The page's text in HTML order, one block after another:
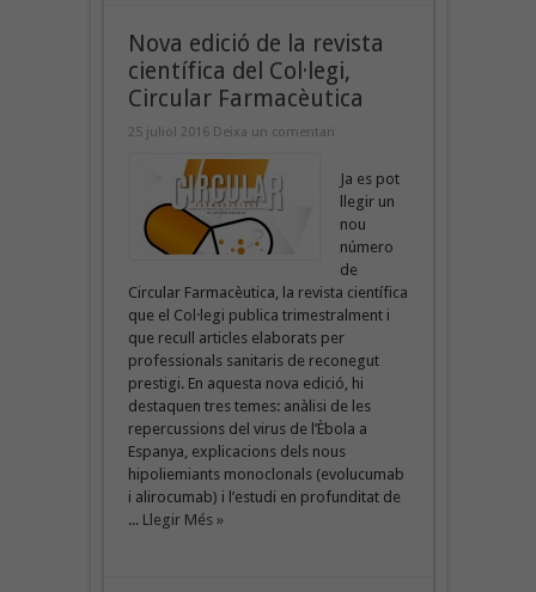
Nova edició de la revista
científica del Col·legi,
Circular Farmacèutica
25 juliol 2016 Deixa un comentari
Ja es pot
llegir un
nou
número
de
Circular Farmacèutica, la revista científica
que el Col·legi publica trimestralment i
que recull articles elaborats per
professionals sanitaris de reconegut
prestigi. En aquesta nova edició, hi
destaquen tres temes: anàlisi de les
repercussions del virus de l’Èbola a
Espanya, explicacions dels nous
hipoliemiants monoclonals (evolucumab
i alirocumab) i l’estudi en profunditat de
... Llegir Més »